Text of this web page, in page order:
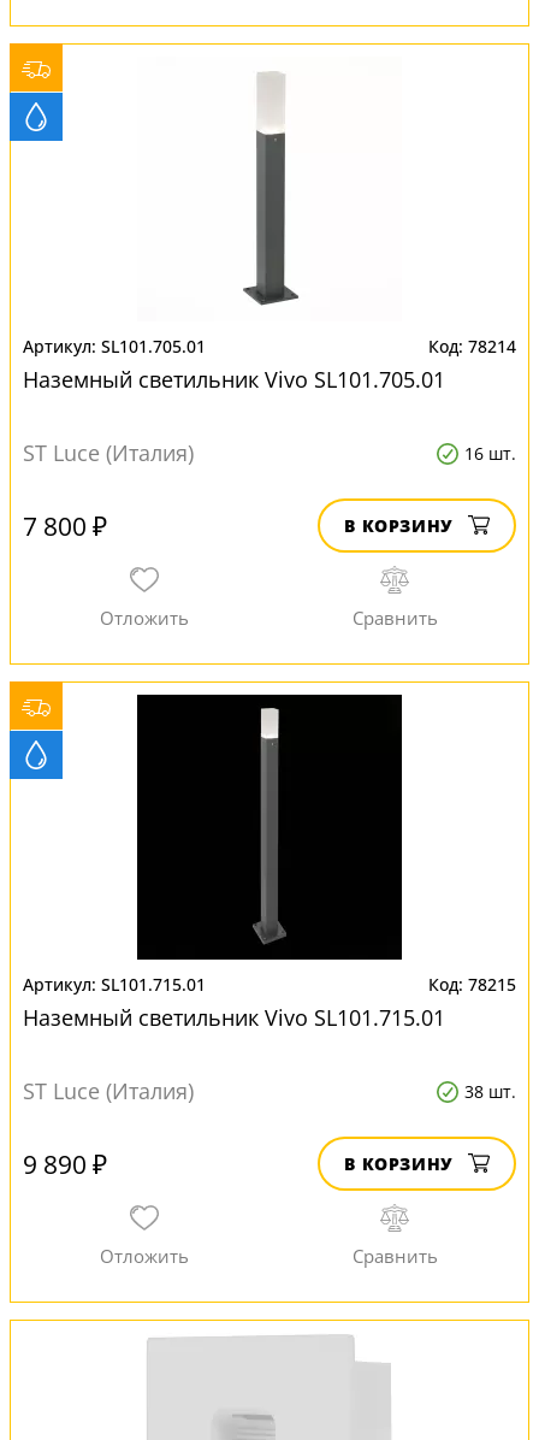
SL101.705.01 78214
Наземный светильник Vivo SL101.705.01
ST Luce (Италия) 16 шт.
7 800 ₽ В КОРЗИНУ
SL101.715.01 78215
Наземный светильник Vivo SL101.715.01
ST Luce (Италия) 38 шт.
9 890 ₽ В КОРЗИНУ